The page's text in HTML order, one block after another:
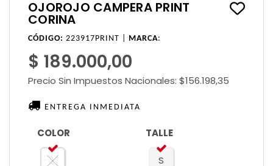
OJOROJO CAMPERA PRINT
CORINA
CÓDIGO: 223917PRINT | MARCA:
$ 189.000,00
Precio Sin Impuestos Nacionales: $156.198,35
ENTREGA INMEDIATA
COLOR TALLE
S